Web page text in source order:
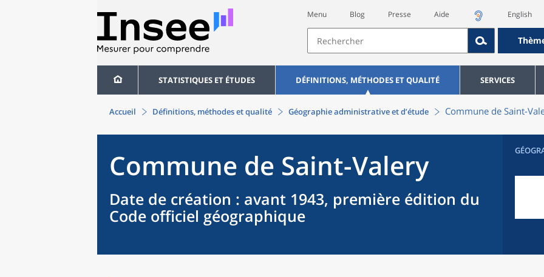
Menu Blog Presse Aide English
STATISTIQUES ET ÉTUDES DÉFINITIONS, MÉTHODES ET QUALITÉ SERVICES
Accueil Définitions, méthodes et qualité Géographie administrative et d’étude Commune de Saint-
Commune de Saint-Valery
Date de création : avant 1943, première édition du
Code officiel géographique